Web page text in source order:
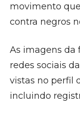
movimento
contra negros
As imagens da
redes sociais
vistas no perfil
incluindo